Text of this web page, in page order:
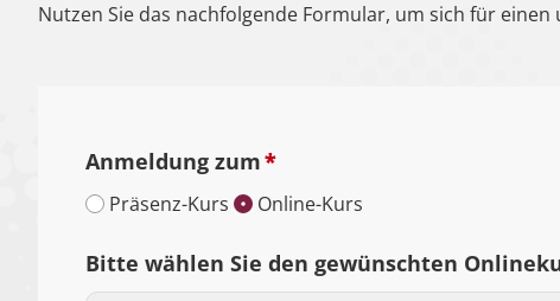
Nutzen Sie das nachfolgende Formular, um sich für
Anmeldung zum*
Präsenz-Kurs Online-Kurs
Bitte wählen Sie den gewünschten